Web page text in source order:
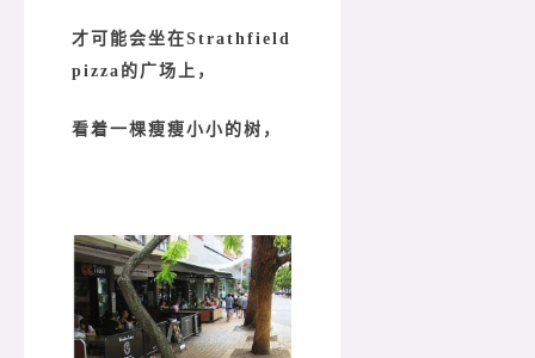
才可能会坐在Strathfield
pizza的广场上，
看着一棵瘦瘦小小的树，